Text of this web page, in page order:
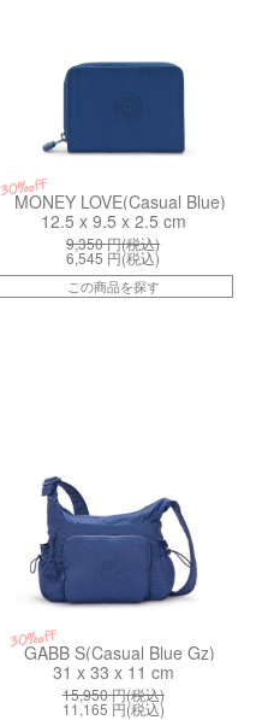
30%off
MONEY LOVE(Casual Blue)
12.5 x 9.5 x 2.5 cm
9,350円(税込)
6,545 円(税込)
この商品を探す
30%off
GABB S(Casual Blue Gz)
31 x 33 x 11 cm
15,950円(税込)
11,165 円(税込)